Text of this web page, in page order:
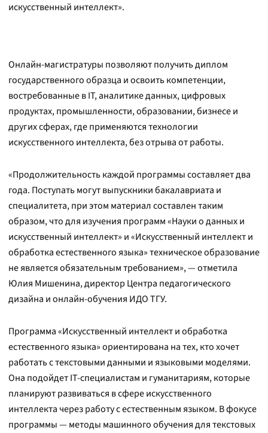
искусственный интеллект».
Онлайн-магистратуры позволяют получить диплом
государственного образца и освоить компетенции,
востребованные в IT, аналитике данных, цифровых
продуктах, промышленности, образовании, бизнесе и
других сферах, где применяются технологии
искусственного интеллекта, без отрыва от работы.
«Продолжительность каждой программы составляет два
года. Поступать могут выпускники бакалавриата и
специалитета, при этом материал составлен таким
образом, что для изучения программ «Науки о данных и
искусственный интеллект» и «Искусственный интеллект и
обработка естественного языка» техническое образование
не является обязательным требованием», — отметила
Юлия Мишенина, директор Центра педагогического
дизайна и онлайн-обучения ИДО ТГУ.
Программа «Искусственный интеллект и обработка
естественного языка» ориентирована на тех, кто хочет
работать с текстовыми данными и языковыми моделями.
Она подойдет IT-специалистам и гуманитариям, которые
планируют развиваться в сфере искусственного
интеллекта через работу с естественным языком. В фокусе
программы — методы машинного обучения для текстовых